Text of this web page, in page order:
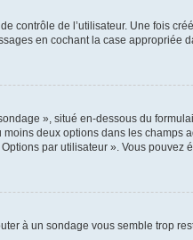
contrôle de l’utilisateur. Une fois
en cochant la case
», situé en-dessous du
deux options dans les
par utilisateur ». Vous
à un sondage vous semble trop